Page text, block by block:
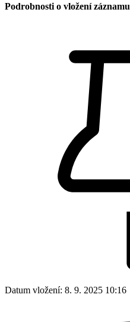
Podrobnosti o vložení záznamu
Datum vložení: 8. 9. 2025 10:16